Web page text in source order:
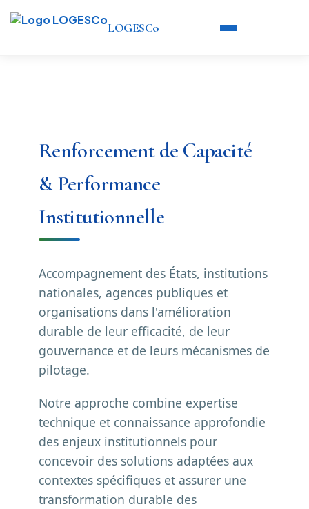
LOGESCo
Renforcement de Capacité
& Performance
Institutionnelle
Accompagnement des États, institutions
nationales, agences publiques et
organisations dans l'amélioration
durable de leur efficacité, de leur
gouvernance et de leurs mécanismes de
pilotage.
Notre approche combine expertise
technique et connaissance approfondie
des enjeux institutionnels pour
concevoir des solutions adaptées aux
contextes spécifiques et assurer une
transformation durable des